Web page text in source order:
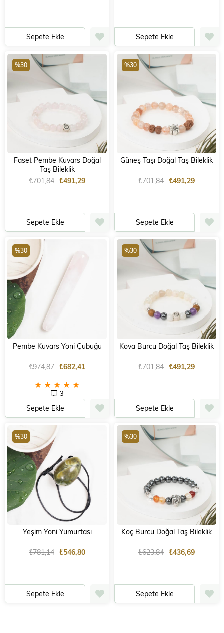
Sepete Ekle Sepete Ekle
Faset Pembe Kuvars Doğal
Taş Bileklik
₺491,29
₺701,84
Sepete Ekle
%30
Güneş Taşı Doğal Taş Bileklik
₺491,29
₺701,84
Sepete Ekle
%30
Pembe Kuvars Yoni Çubuğu
★ ★ ★ ★ ★
3
₺682,41
₺974,87
Sepete Ekle
%30
Kova Burcu Doğal Taş Bileklik
₺491,29
₺701,84
Sepete Ekle
%30
Yeşim Yoni Yumurtası
₺546,80
₺781,14
Sepete Ekle
%30
Koç Burcu Doğal Taş Bileklik
₺436,69
₺623,84
Sepete Ekle
%30